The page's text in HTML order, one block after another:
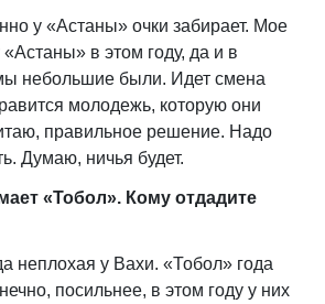
у «Астаны» очки забирает. Мое
в этом году, да и в
небольшие были. Идет смена
молодежь, которую они
правильное решение. Надо
Думаю, ничья будет.
«Тобол». Кому отдадите
неплохая у Вахи. «Тобол» года
посильнее, в этом году у них